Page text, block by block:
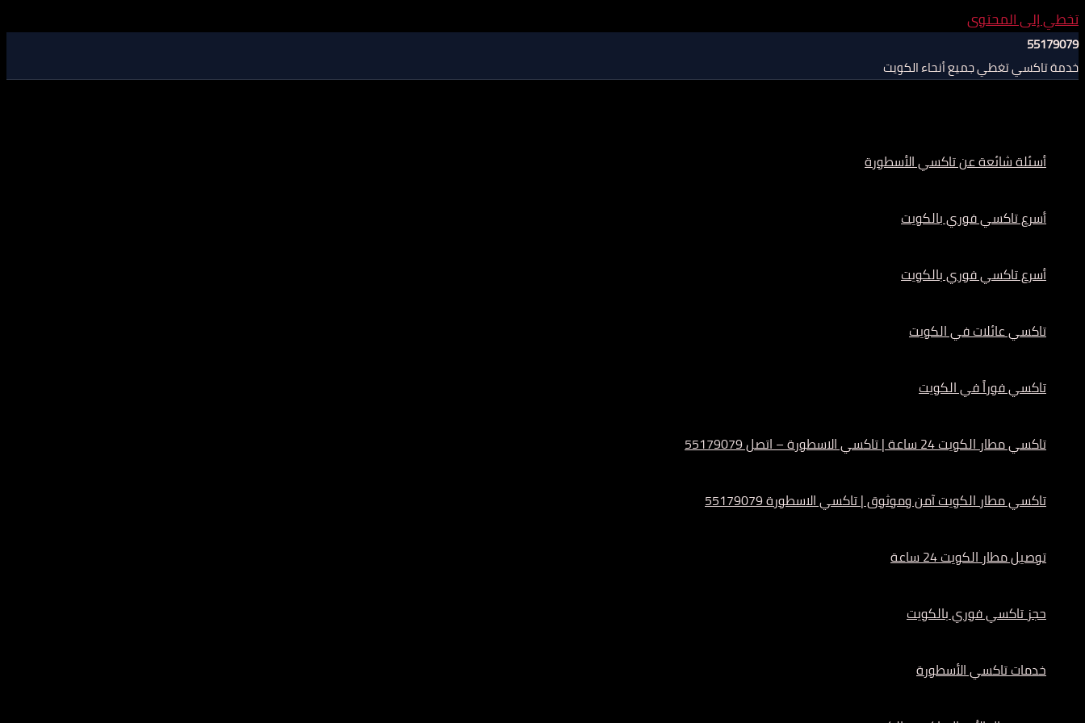
تخطي إلى المحتوى
55179079
خدمة تاكسي تغطي جميع أنحاء الكويت
أسئلة شائعة عن تاكسي الأسطورة
أسرع تاكسي فوري بالكويت
أسرع تاكسي فوري بالكويت
تاكسي عائلات في الكويت
تاكسي فوراً في الكويت
تاكسي مطار الكويت 24 ساعة | تاكسي الاسطورة – اتصل 55179079
تاكسي مطار الكويت آمن وموثوق | تاكسي الاسطورة 55179079
توصيل مطار الكويت 24 ساعة
حجز تاكسي فوري بالكويت
خدمات تاكسي الأسطورة